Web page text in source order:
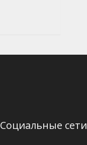
Социальные сети